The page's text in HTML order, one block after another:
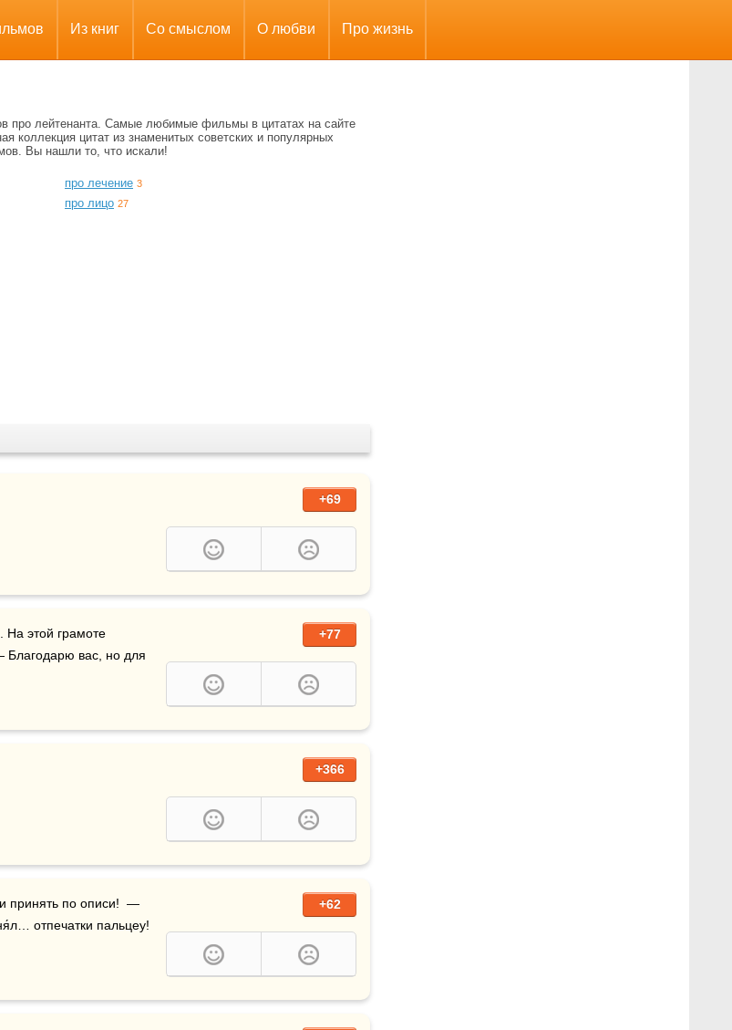
Из книг Со смыслом О любви Про жизнь
про лейтенанта. Самые любимые фильмы в цитатах на сайте
коллекция цитат из знаменитых советских и популярных
Вы нашли то, что искали!
про лечение 3
про лицо 27
+69
+77
Благодарю вас, но для
+366
+62
отпечатки пальцеу!